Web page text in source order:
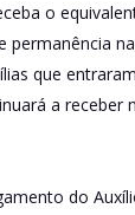
o
permanência na
que
a receber
do